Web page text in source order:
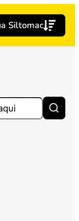
Siltomac